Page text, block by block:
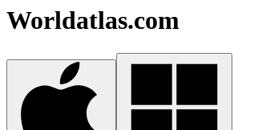
Worldatlas.com